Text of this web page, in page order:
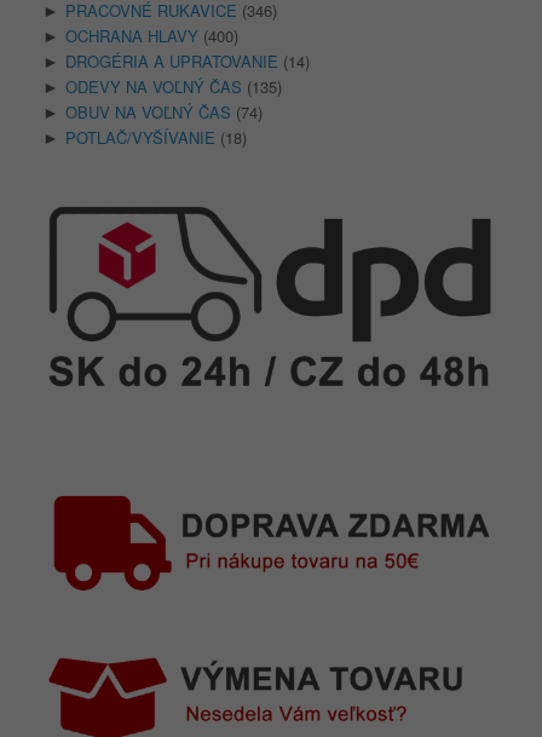
► PRACOVNÉ RUKAVICE (346)
► OCHRANA HLAVY (400)
► DROGÉRIA A UPRATOVANIE (14)
► ODEVY NA VOĽNÝ ČAS (135)
► OBUV NA VOĽNÝ ČAS (74)
► POTLAČ/VYŠÍVANIE (18)